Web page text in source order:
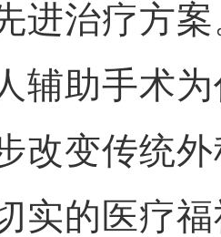
进治疗方
助手术为
改变传统
实的医疗